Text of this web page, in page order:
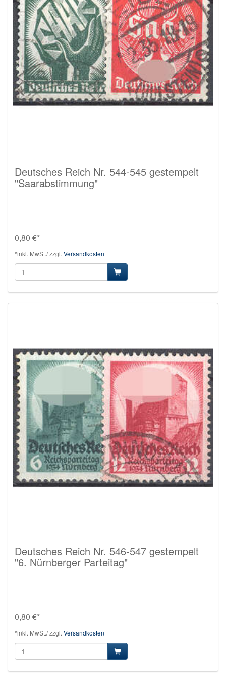
Deutsches Reich Nr. 544-545 gestempelt
"Saarabstimmung"
0,80 €*
*inkl. MwSt./ zzgl. Versandkosten
Deutsches Reich Nr. 546-547 gestempelt
"6. Nürnberger Parteitag"
0,80 €*
*inkl. MwSt./ zzgl. Versandkosten